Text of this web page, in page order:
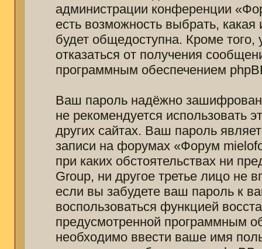
администрации конференции
есть возможность выбрать,
будет общедоступна. Кроме того,
отказаться от получения
программным обеспечением
Ваш пароль надёжно
не рекомендуется использовать
других сайтах. Ваш пароль
записи на форумах «Форум
при каких обстоятельствах ни
Group, ни другое третье лицо не
если вы забудете ваш пароль к
воспользоваться функцией
предусмотренной программным
необходимо ввести ваше имя